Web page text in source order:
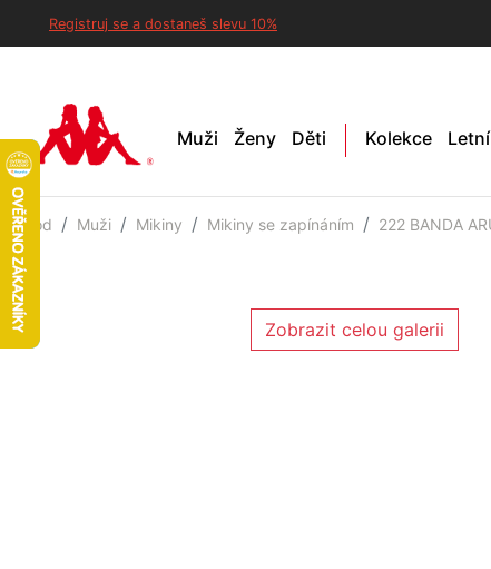
Registruj se a dostaneš slevu 10%
Muži Ženy Děti Kolekce
Úvod Muži Mikiny Mikiny se zapínáním 222 BANDA
Zobrazit celou galerii